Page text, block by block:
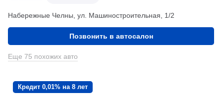
Набережные Челны, ул. Машиностроительная, 1/2
Позвонить в автосалон
Еще 75 похожих авто
Кредит 0,01% на 8 лет